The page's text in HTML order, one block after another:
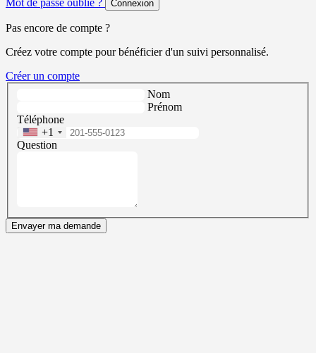
Mot de passe oublié ?
Connexion
Pas encore de compte ?
Créez votre compte pour bénéficier d'un suivi personnalisé.
Créer un compte
Nom
Prénom
Téléphone
+1
Question
Envayer ma demande